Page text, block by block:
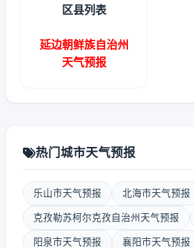
区县列表
延边朝鲜族自治州
天气预报
热门城市天气预报
乐山市天气预报 北海市天气预报
克孜勒苏柯尔克孜自治州天气预报
阳泉市天气预报 襄阳市天气预报